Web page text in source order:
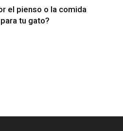
el pienso o la comida
tu gato?